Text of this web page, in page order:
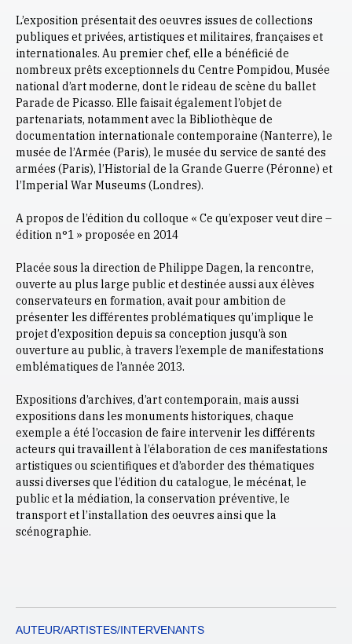
L’exposition présentait des oeuvres issues de collections
publiques et privées, artistiques et militaires, françaises et
internationales. Au premier chef, elle a bénéficié de
nombreux prêts exceptionnels du Centre Pompidou, Musée
national d’art moderne, dont le rideau de scène du ballet
Parade de Picasso. Elle faisait également l’objet de
partenariats, notamment avec la Bibliothèque de
documentation internationale contemporaine (Nanterre), le
musée de l’Armée (Paris), le musée du service de santé des
armées (Paris), l’Historial de la Grande Guerre (Péronne) et
l’Imperial War Museums (Londres).
A propos de l’édition du colloque « Ce qu’exposer veut dire –
édition n°1 » proposée en 2014
Placée sous la direction de Philippe Dagen, la rencontre,
ouverte au plus large public et destinée aussi aux élèves
conservateurs en formation, avait pour ambition de
présenter les différentes problématiques qu’implique le
projet d’exposition depuis sa conception jusqu’à son
ouverture au public, à travers l’exemple de manifestations
emblématiques de l’année 2013.
Expositions d’archives, d’art contemporain, mais aussi
expositions dans les monuments historiques, chaque
exemple a été l’occasion de faire intervenir les différents
acteurs qui travaillent à l’élaboration de ces manifestations
artistiques ou scientifiques et d’aborder des thématiques
aussi diverses que l’édition du catalogue, le mécénat, le
public et la médiation, la conservation préventive, le
transport et l’installation des oeuvres ainsi que la
scénographie.
AUTEUR/ARTISTES/INTERVENANTS